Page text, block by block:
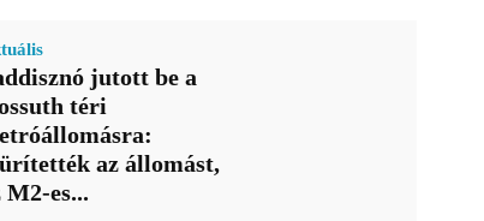
jutott be a
téri
az állomást,
M2-es...